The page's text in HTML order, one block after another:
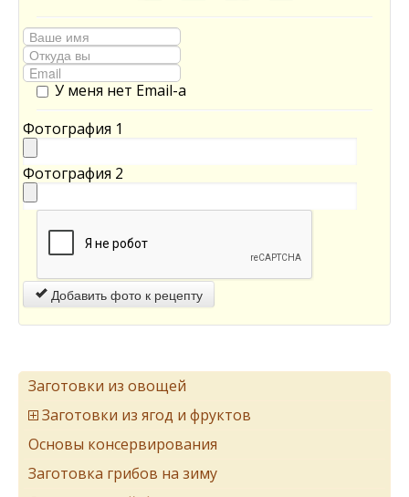
У меня нет Email-а
Фотография 1
Фотография 2
Добавить фото к рецепту
Заготовки из овощей
Заготовки из ягод и фруктов
Основы консервирования
Заготовка грибов на зиму